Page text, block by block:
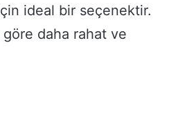
ideal bir seçenektir.
daha rahat ve